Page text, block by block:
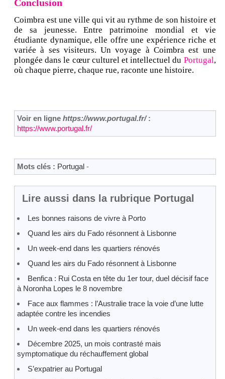
Conclusion
Coimbra est une ville qui vit au rythme de son histoire et
de sa jeunesse. Entre patrimoine mondial et vie
étudiante dynamique, elle offre une expérience riche et
variée à ses visiteurs. Un voyage à Coimbra est une
plongée dans le cœur culturel et intellectuel du Portugal,
où chaque pierre, chaque rue, raconte une histoire.
Voir en ligne https://www.portugal.fr/:
https://www.portugal.fr/
Mots clés : Portugal -
Lire aussi dans la rubrique Portugal
Les bonnes raisons de vivre à Porto
Quand les airs du Fado résonnent à Lisbonne
Un week-end dans les quartiers rénovés
Quand les airs du Fado résonnent à Lisbonne
Benfica : Rui Costa en tête du 1er tour, duel décisif face
à Noronha Lopes le 8 novembre
Face aux flammes : l’Australie trace la voie d’une lutte
adaptée contre les incendies
Un week-end dans les quartiers rénovés
Décembre 2025, un mois contrasté mais
symptomatique du réchauffement global
S’expatrier au Portugal